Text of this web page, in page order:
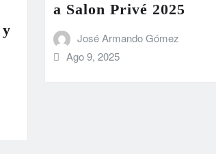
a Salon Privé 2025
José Armando Gómez
Ago 9, 2025